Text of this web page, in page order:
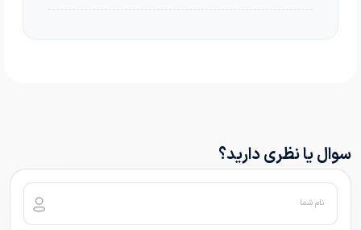
سوال یا نظری دارید؟
نام شما